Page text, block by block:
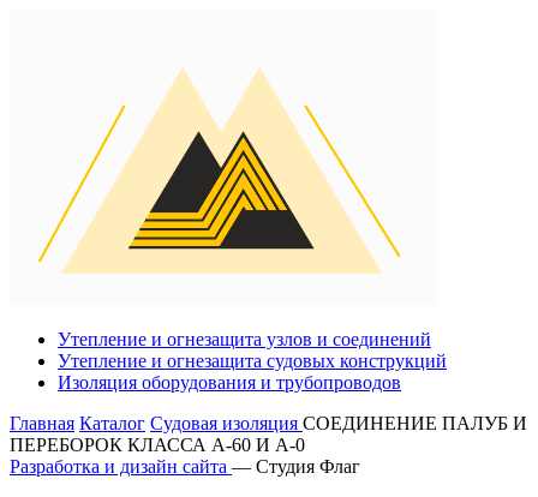
Утепление и огнезащита узлов и соединений
Утепление и огнезащита судовых конструкций
Изоляция оборудования и трубопроводов
Главная Каталог Судовая изоляция СОЕДИНЕНИЕ ПАЛУБ И
ПЕРЕБОРОК КЛАССА А-60 И А-0
Разработка и дизайн сайта — Студия Флаг